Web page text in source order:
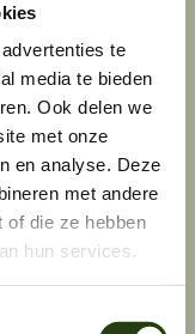
te
media te bieden
Ook delen we
met onze
en analyse. Deze
met andere
of die ze hebben
hun services.